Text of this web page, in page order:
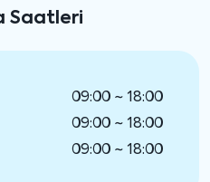
Saatleri
09:00 ~ 18:00
09:00 ~ 18:00
09:00 ~ 18:00